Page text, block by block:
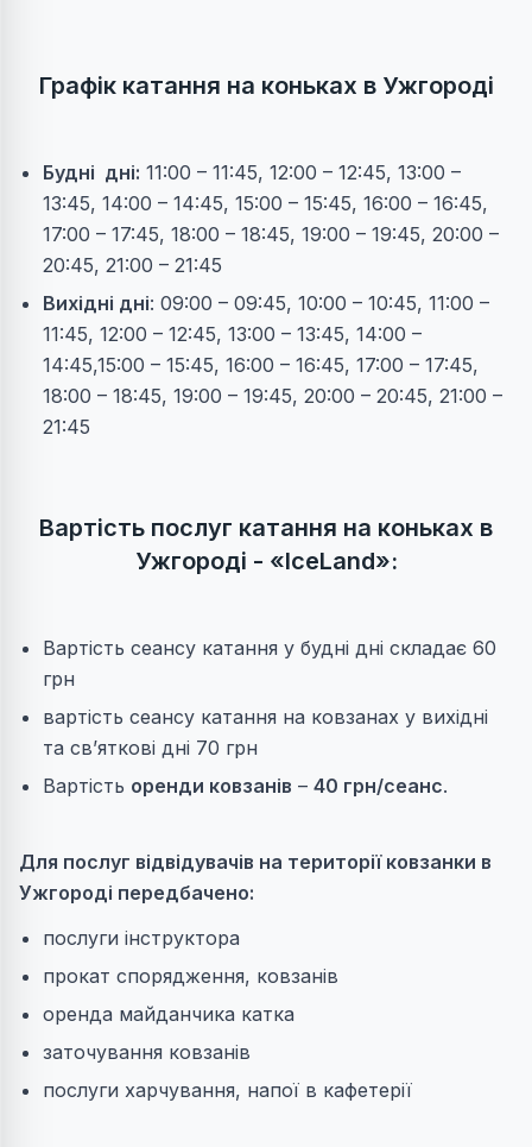
Графік катання на коньках в Ужгороді
Будні дні: 11:00 – 11:45, 12:00 – 12:45, 13:00 –
13:45, 14:00 – 14:45, 15:00 – 15:45, 16:00 – 16:45,
17:00 – 17:45, 18:00 – 18:45, 19:00 – 19:45, 20:00 –
20:45, 21:00 – 21:45
Вихідні дні: 09:00 – 09:45, 10:00 – 10:45, 11:00 –
11:45, 12:00 – 12:45, 13:00 – 13:45, 14:00 –
14:45,15:00 – 15:45, 16:00 – 16:45, 17:00 – 17:45,
18:00 – 18:45, 19:00 – 19:45, 20:00 – 20:45, 21:00 –
21:45
Вартість послуг катання на коньках в
Ужгороді - «IceLand»:
Вартість сеансу катання у будні дні складає 60
грн
вартість сеансу катання на ковзанах у вихідні
та св’яткові дні 70 грн
Вартість оренди ковзанів – 40 грн/сеанс.
Для послуг відвідувачів на території ковзанки в
Ужгороді передбачено:
послуги інструктора
прокат спорядження, ковзанів
оренда майданчика катка
заточування ковзанів
послуги харчування, напої в кафетерії